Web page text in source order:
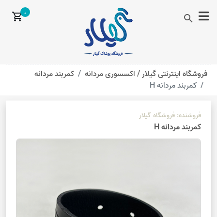
search
shopping_cart0
فروشگاه اینترنتی گیلار /اکسسوری مردانه
کمربند مردانه
کمربند مردانه H
فروشنده: فروشگاه گیلار
کمربند مردانه H